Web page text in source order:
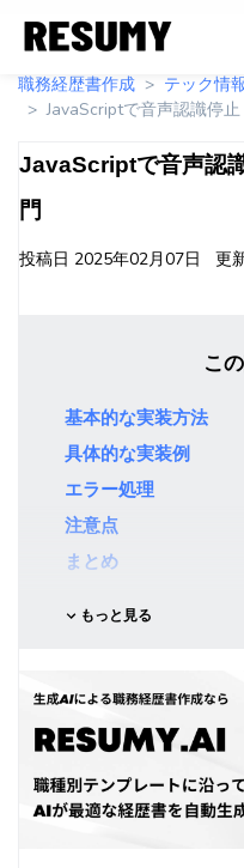
職務経歴書作成
テック情
JavaScriptで音声認識停
JavaScriptで音声認
門
投稿日 2025年02月07日 更
こ
基本的な実装方法
具体的な実装例
エラー処理
注意点
まとめ
もっと見る